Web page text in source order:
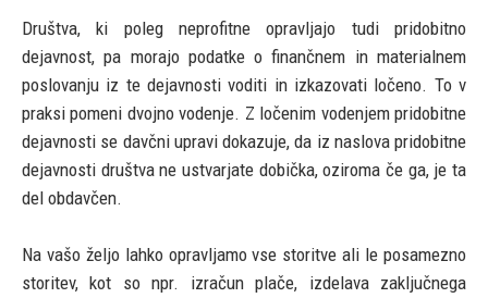
Društva, ki poleg neprofitne opravljajo tudi pridobitno
dejavnost, pa morajo podatke o finančnem in materialnem
poslovanju iz te dejavnosti voditi in izkazovati ločeno. To v
praksi pomeni dvojno vodenje. Z ločenim vodenjem pridobitne
dejavnosti se davčni upravi dokazuje, da iz naslova pridobitne
dejavnosti društva ne ustvarjate dobička, oziroma če ga, je ta
del obdavčen.
Na vašo željo lahko opravljamo vse storitve ali le posamezno
storitev, kot so npr. izračun plače, izdelava zaključnega